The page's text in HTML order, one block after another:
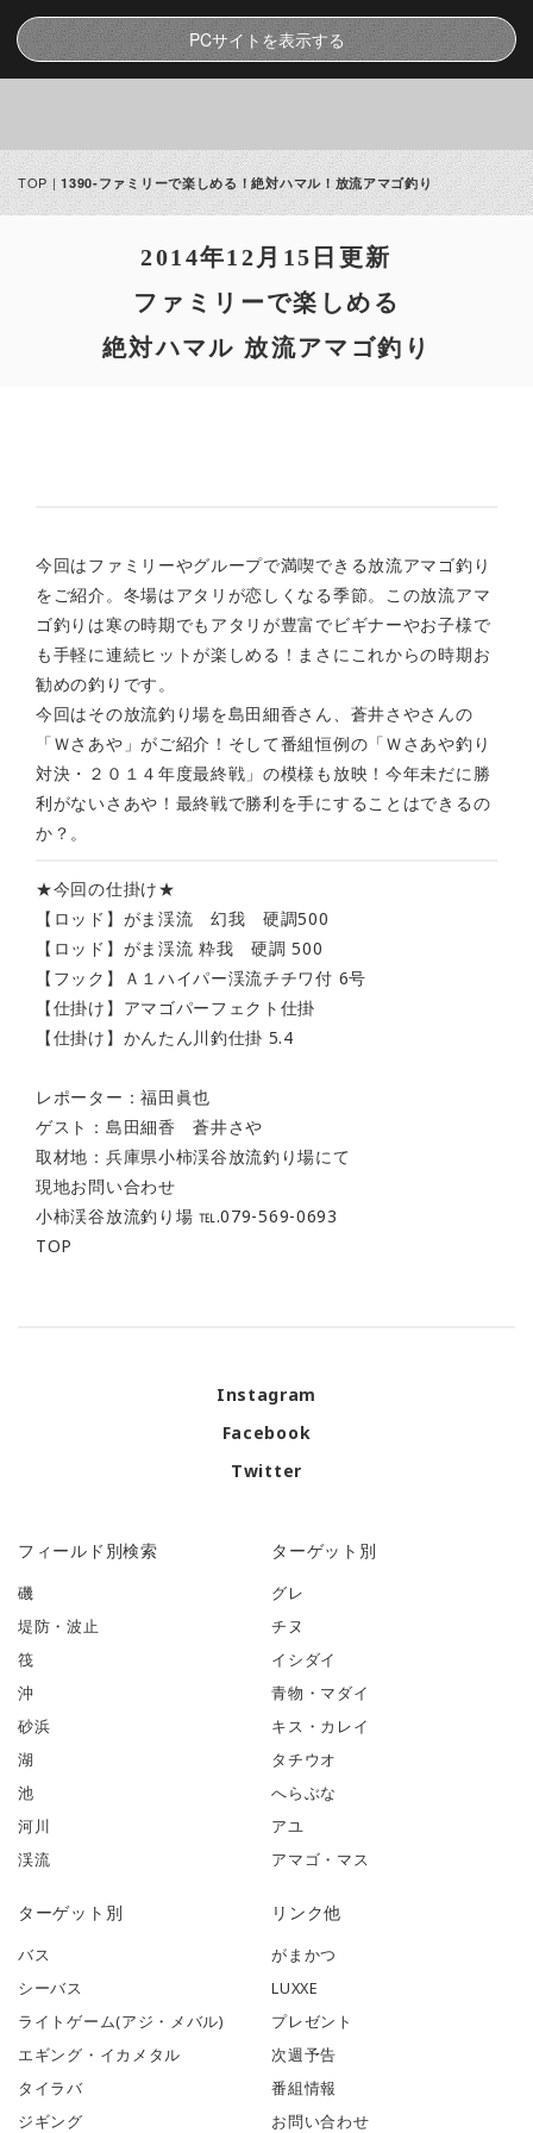
PCサイトを表示する
TOP |1390-ファミリーで楽しめる！絶対ハマル！放流アマゴ釣り
2014年12月15日更新
ファミリーで楽しめる
絶対ハマル 放流アマゴ釣り
今回はファミリーやグループで満喫できる放流アマゴ釣り
をご紹介。冬場はアタリが恋しくなる季節。この放流アマ
ゴ釣りは寒の時期でもアタリが豊富でビギナーやお子様で
も手軽に連続ヒットが楽しめる！まさにこれからの時期お
勧めの釣りです。
今回はその放流釣り場を島田細香さん、蒼井さやさんの
「Ｗさあや」がご紹介！そして番組恒例の「Ｗさあや釣り
対決・２０１４年度最終戦」の模様も放映！今年未だに勝
利がないさあや！最終戦で勝利を手にすることはできるの
か？。
★今回の仕掛け★
【ロッド】がま渓流 幻我 硬調500
【ロッド】がま渓流 粋我 硬調 500
【フック】Ａ１ハイパー渓流チチワ付 6号
【仕掛け】アマゴパーフェクト仕掛
【仕掛け】かんたん川釣仕掛 5.4
レポーター：福田眞也
ゲスト：島田細香 蒼井さや
取材地：兵庫県小柿渓谷放流釣り場にて
現地お問い合わせ
小柿渓谷放流釣り場 ℡.079-569-0693
TOP
Instagram
Facebook
Twitter
フィールド別検索
磯
堤防・波止
筏
沖
砂浜
湖
池
河川
渓流
ターゲット別
グレ
チヌ
イシダイ
青物・マダイ
キス・カレイ
タチウオ
へらぶな
アユ
アマゴ・マス
ターゲット別
バス
シーバス
ライトゲーム(アジ・メバル)
エギング・イカメタル
タイラバ
ジギング
リンク他
がまかつ
LUXXE
プレゼント
次週予告
番組情報
お問い合わせ